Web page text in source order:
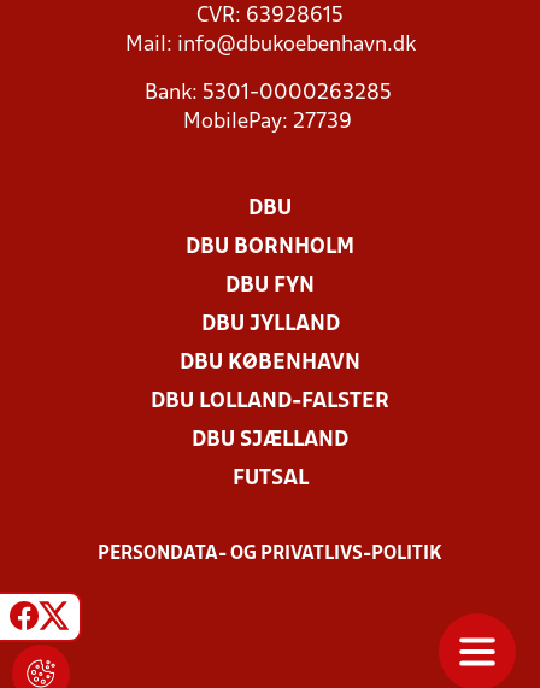
CVR: 63928615
Mail: info@dbukoebenhavn.dk
Bank: 5301-0000263285
MobilePay: 27739
DBU
DBU BORNHOLM
DBU FYN
DBU JYLLAND
DBU KØBENHAVN
DBU LOLLAND-FALSTER
DBU SJÆLLAND
FUTSAL
PERSONDATA- OG PRIVATLIVS-POLITIK